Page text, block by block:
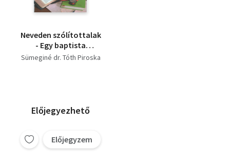
Neveden szólítottalak
- Egy baptista
misszionárius a XX.
Sümeginé dr. Tóth Piroska
Előjegyezhető
Előjegyzem